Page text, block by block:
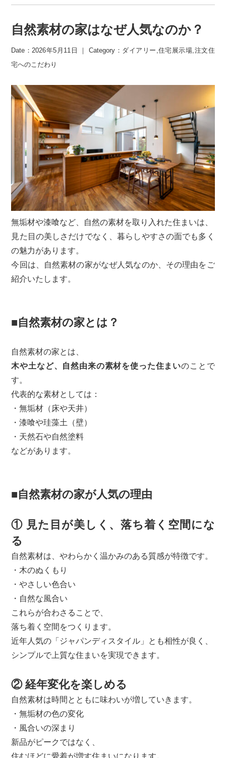
自然素材の家はなぜ人気なのか？
Date：2026年5月11日 ｜ Category： ダイアリー 住宅展示場 注文住
宅へのこだわり
無垢材や漆喰など、自然の素材を取り入れた住まいは、
見た目の美しさだけでなく、暮らしやすさの面でも多く
の魅力があります。
今回は、自然素材の家がなぜ人気なのか、その理由をご
紹介いたします。
■自然素材の家とは？
自然素材の家とは、
木や土など、自然由来の素材を使った住まいのことで
す。
代表的な素材としては：
・無垢材（床や天井）
・漆喰や珪藻土（壁）
・天然石や自然塗料
などがあります。
■自然素材の家が人気の理由
① 見た目が美しく、落ち着く空間にな
る
自然素材は、やわらかく温かみのある質感が特徴です。
・木のぬくもり
・やさしい色合い
・自然な風合い
これらが合わさることで、
落ち着く空間をつくります。
近年人気の「ジャパンディスタイル」とも相性が良く、
シンプルで上質な住まいを実現できます。
② 経年変化を楽しめる
自然素材は時間とともに味わいが増していきます。
・無垢材の色の変化
・風合いの深まり
新品がピークではなく、